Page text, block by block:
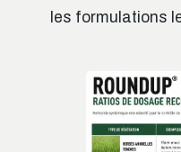
les formulations